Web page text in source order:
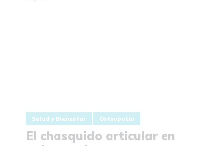
Salud y Bienestar Osteopatía
El chasquido articular en